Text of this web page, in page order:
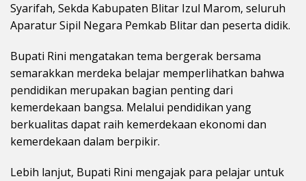
Syarifah, Sekda Kabupaten Blitar Izul Marom, seluruh
Aparatur Sipil Negara Pemkab Blitar dan peserta didik.
Bupati Rini mengatakan tema bergerak bersama
semarakkan merdeka belajar memperlihatkan bahwa
pendidikan merupakan bagian penting dari
kemerdekaan bangsa. Melalui pendidikan yang
berkualitas dapat raih kemerdekaan ekonomi dan
kemerdekaan dalam berpikir.
Lebih lanjut, Bupati Rini mengajak para pelajar untuk